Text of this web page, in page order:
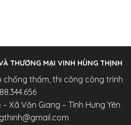
THƯƠNG MẠI VINH HÙNG THỊNH
chống thấm, thi công công trình
Xã Văn Giang – Tỉnh Hưng Yên